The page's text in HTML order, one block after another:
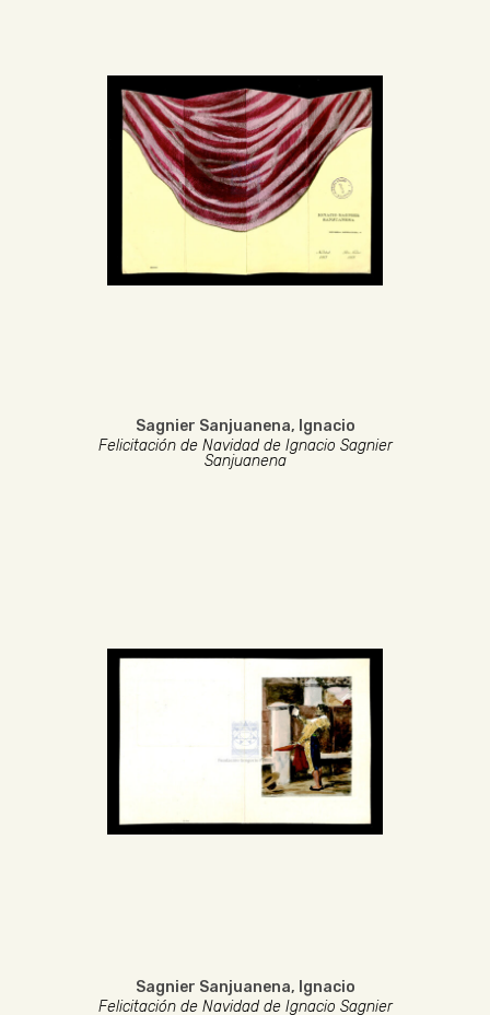
Sagnier Sanjuanena, Ignacio
Felicitación de Navidad de Ignacio Sagnier
Sanjuanena
Sagnier Sanjuanena, Ignacio
Felicitación de Navidad de Ignacio Sagnier